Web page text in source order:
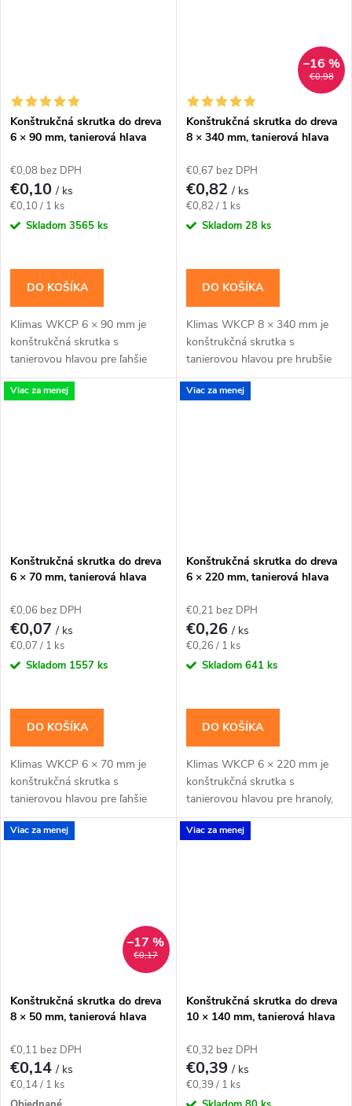
Konštrukčná skrutka do dreva
6 × 90 mm, tanierová hlava
€0,08 bez DPH
€0,10/ ks
Jednotková
cena:
€0,10 / 1 ks
Skladom 3565 ks
DO KOŠÍKA
Klimas WKCP 6 × 90 mm je
konštrukčná skrutka s
tanierovou hlavou pre ľahšie
konštrukčné spoje dosiek, lát a
menších hranolov. Závit má
€0,98
–16 %
Konštrukčná skrutka do dreva
8 × 340 mm, tanierová hlava
€0,67 bez DPH
€0,82/ ks
Jednotková
cena:
€0,82 / 1 ks
Skladom 28 ks
DO KOŠÍKA
Klimas WKCP 8 × 340 mm je
konštrukčná skrutka s
tanierovou hlavou pre hrubšie
trámy, krokvy a viacvrstvové
drevené zostavy. Závit má
Viac za menej
Konštrukčná skrutka do dreva
6 × 70 mm, tanierová hlava
€0,06 bez DPH
€0,07/ ks
Jednotková
cena:
€0,07 / 1 ks
Skladom 1557 ks
DO KOŠÍKA
Klimas WKCP 6 × 70 mm je
konštrukčná skrutka s
tanierovou hlavou pre ľahšie
konštrukčné spoje dosiek, lát a
menších hranolov. Závit má
Viac za menej
Konštrukčná skrutka do dreva
6 × 220 mm, tanierová hlava
€0,21 bez DPH
€0,26/ ks
Jednotková
cena:
€0,26 / 1 ks
Skladom 641 ks
DO KOŠÍKA
Klimas WKCP 6 × 220 mm je
konštrukčná skrutka s
tanierovou hlavou pre hranoly,
krokvy a dlhšie drevené spoje s
priznanou hlavou. Závit má
Viac za menej
€0,17
–17 %
Konštrukčná skrutka do dreva
8 × 50 mm, tanierová hlava
€0,11 bez DPH
€0,14/ ks
Jednotková
cena:
€0,14 / 1 ks
Viac za menej
Konštrukčná skrutka do dreva
10 × 140 mm, tanierová hlava
€0,32 bez DPH
€0,39/ ks
Jednotková
cena:
€0,39 / 1 ks